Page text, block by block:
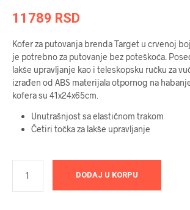
11789 RSD
Kofer za putovanja brenda Target u crvenoj
je potrebno za putovanje bez poteškoća.
lakše upravljanje kao i teleskopsku ručku za
izrađen od ABS materijala otpornog na
kofera su 41x24x65cm.
Unutrašnjost sa elastičnom trakom
Četiri točka za lakše upravljanje
DODAJ U KORPU